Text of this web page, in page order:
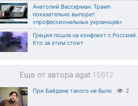
Анатолий Вассерман. Трамп
показательно выпорет
«профессиональных украинцев»
Греция пошла на конфликт с Россией.
Кто за этим стоит
Еще от автора agat 15612
При Байдене такого не было 2